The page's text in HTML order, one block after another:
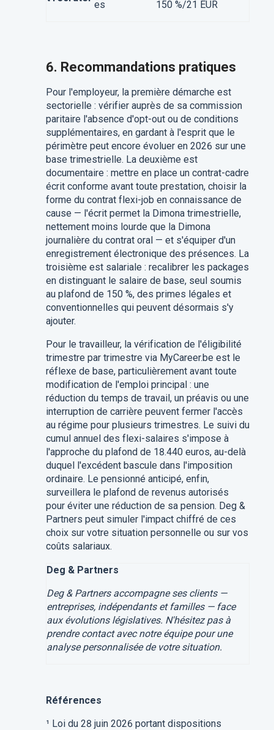
es 150 %/21 EUR
6. Recommandations pratiques
Pour l'employeur, la première démarche est
sectorielle : vérifier auprès de sa commission
paritaire l'absence d'opt-out ou de conditions
supplémentaires, en gardant à l'esprit que le
périmètre peut encore évoluer en 2026 sur une
base trimestrielle. La deuxième est
documentaire : mettre en place un contrat-cadre
écrit conforme avant toute prestation, choisir la
forme du contrat flexi-job en connaissance de
cause — l'écrit permet la Dimona trimestrielle,
nettement moins lourde que la Dimona
journalière du contrat oral — et s'équiper d'un
enregistrement électronique des présences. La
troisième est salariale : recalibrer les packages
en distinguant le salaire de base, seul soumis
au plafond de 150 %, des primes légales et
conventionnelles qui peuvent désormais s'y
ajouter.
Pour le travailleur, la vérification de l'éligibilité
trimestre par trimestre via MyCareer.be est le
réflexe de base, particulièrement avant toute
modification de l'emploi principal : une
réduction du temps de travail, un préavis ou une
interruption de carrière peuvent fermer l'accès
au régime pour plusieurs trimestres. Le suivi du
cumul annuel des flexi-salaires s'impose à
l'approche du plafond de 18.440 euros, au-delà
duquel l'excédent bascule dans l'imposition
ordinaire. Le pensionné anticipé, enfin,
surveillera le plafond de revenus autorisés
pour éviter une réduction de sa pension. Deg &
Partners peut simuler l'impact chiffré de ces
choix sur votre situation personnelle ou sur vos
coûts salariaux.
Deg & Partners
Deg & Partners accompagne ses clients —
entreprises, indépendants et familles — face
aux évolutions législatives. N'hésitez pas à
prendre contact avec notre équipe pour une
analyse personnalisée de votre situation.
Références
¹ Loi du 28 juin 2026 portant dispositions